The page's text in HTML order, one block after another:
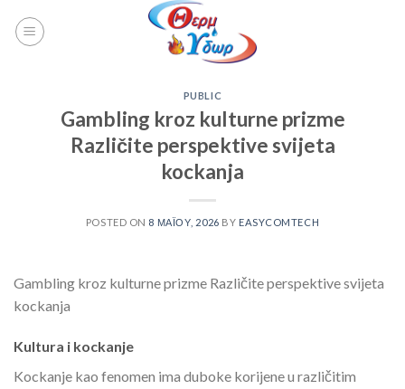
PUBLIC
Gambling kroz kulturne prizme
Različite perspektive svijeta
kockanja
POSTED ON 8 ΜΑΪ́ΟΥ, 2026 BY EASYCOMTECH
Gambling kroz kulturne prizme Različite perspektive svijeta
kockanja
Kultura i kockanje
Kockanje kao fenomen ima duboke korijene u različitim